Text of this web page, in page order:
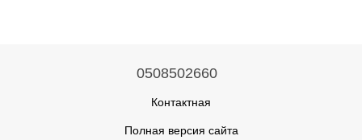
0508502660
Контактная
Полная версия сайта